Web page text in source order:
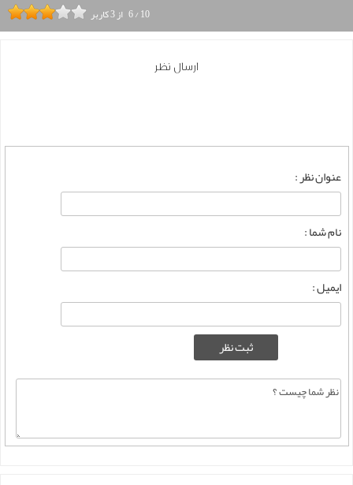
6/10 از3کاربر
ارسال نظر
عنوان نظر :
نام شما :
ایمیل :